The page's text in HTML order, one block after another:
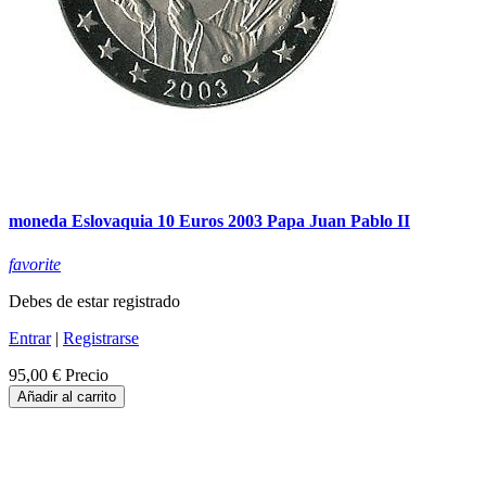
moneda Eslovaquia 10 Euros 2003 Papa Juan Pablo II
favorite
Debes de estar registrado
Entrar| Registrarse
95,00 € Precio
Añadir al carrito